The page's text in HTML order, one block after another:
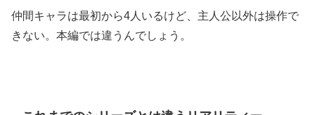
仲間キャラは最初から4人いるけど、主人公以外は操作で
きない。本編では違うんでしょう。